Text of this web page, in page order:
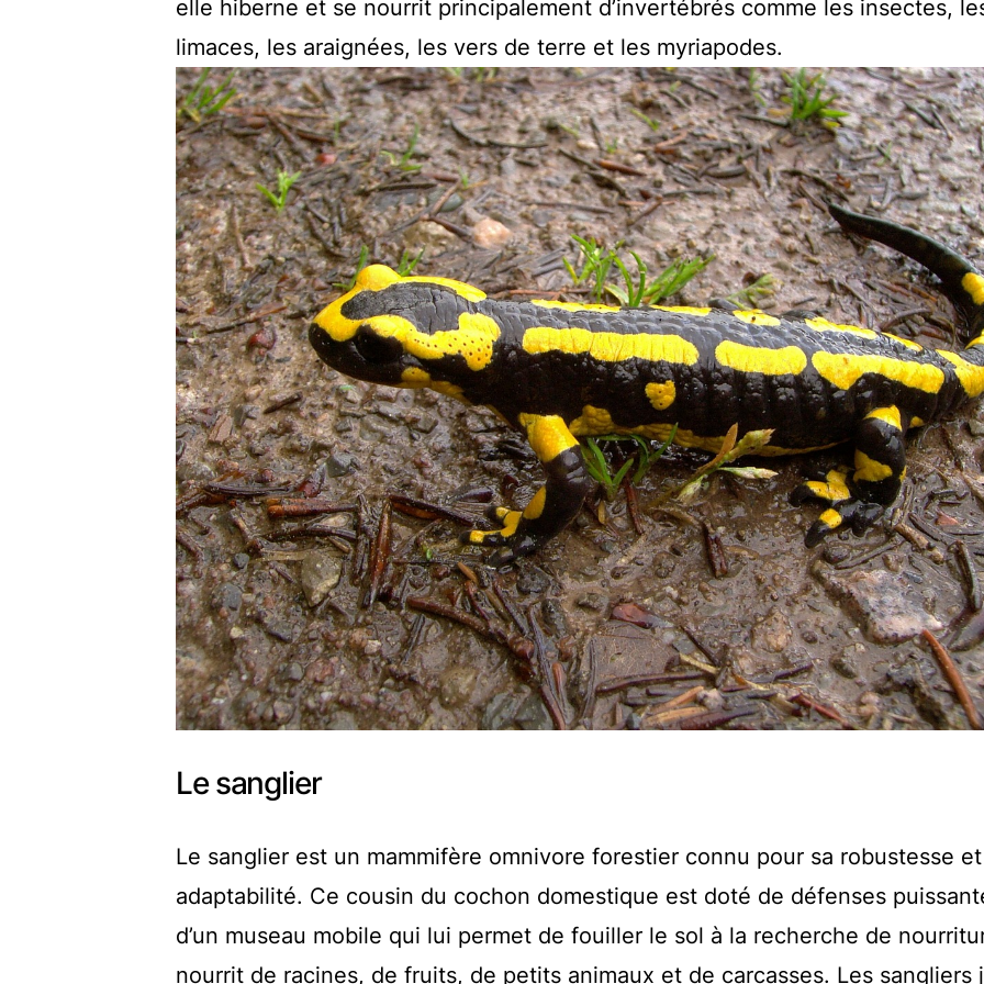
elle hiberne et se nourrit principalement d’invertébrés comme les insectes,
limaces, les araignées, les vers de terre et les myriapodes.
Le sanglier
Le sanglier est un mammifère omnivore forestier connu pour sa robustesse
adaptabilité. Ce cousin du cochon domestique est doté de défenses
d’un museau mobile qui lui permet de fouiller le sol à la recherche de
nourrit de racines, de fruits, de petits animaux et de carcasses. Les sangliers